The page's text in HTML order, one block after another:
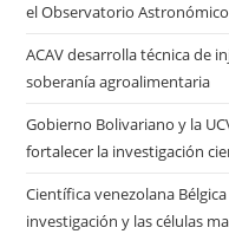
el Observatorio
ACAV desarrolla técnica de
soberanía agroalimentaria
Gobierno Bolivariano y la
fortalecer la investigación
Científica venezolana
investigación y las células